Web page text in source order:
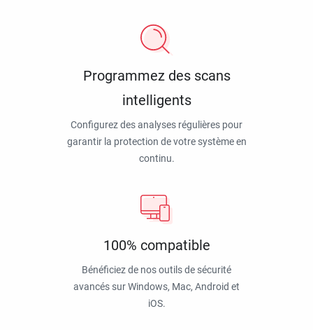
Programmez des scans
intelligents
Configurez des analyses régulières pour
garantir la protection de votre système en
continu.
100% compatible
Bénéficiez de nos outils de sécurité
avancés sur Windows, Mac, Android et
iOS.